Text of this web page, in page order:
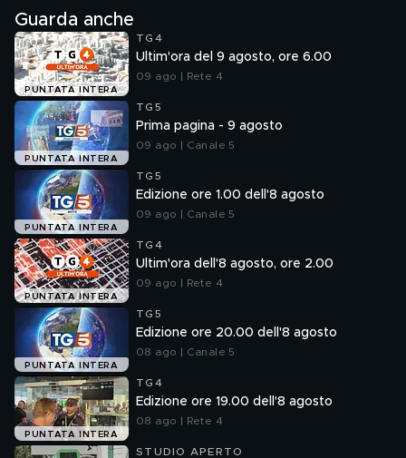
Guarda anche
PUNTATA INTERA
TG4
Ultim'ora del 9 agosto, ore 6.00
09 ago | Rete 4
PUNTATA INTERA
TG5
Prima pagina - 9 agosto
09 ago | Canale 5
PUNTATA INTERA
TG5
Edizione ore 1.00 dell'8 agosto
09 ago | Canale 5
PUNTATA INTERA
TG4
Ultim'ora dell'8 agosto, ore 2.00
09 ago | Rete 4
PUNTATA INTERA
TG5
Edizione ore 20.00 dell'8 agosto
08 ago | Canale 5
PUNTATA INTERA
TG4
Edizione ore 19.00 dell'8 agosto
08 ago | Rete 4
STUDIO APERTO